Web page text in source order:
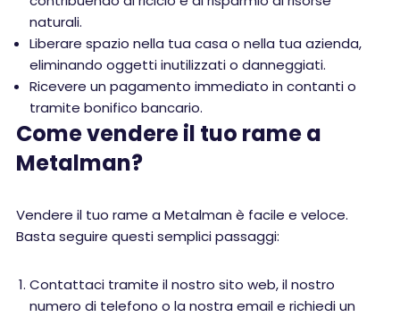
naturali.
Liberare spazio nella tua casa o nella tua azienda,
eliminando oggetti inutilizzati o danneggiati.
Ricevere un pagamento immediato in contanti o
tramite bonifico bancario.
Come vendere il tuo rame a
Metalman?
Vendere il tuo rame a Metalman è facile e veloce.
Basta seguire questi semplici passaggi:
Contattaci tramite il nostro sito web, il nostro
numero di telefono o la nostra email e richiedi un